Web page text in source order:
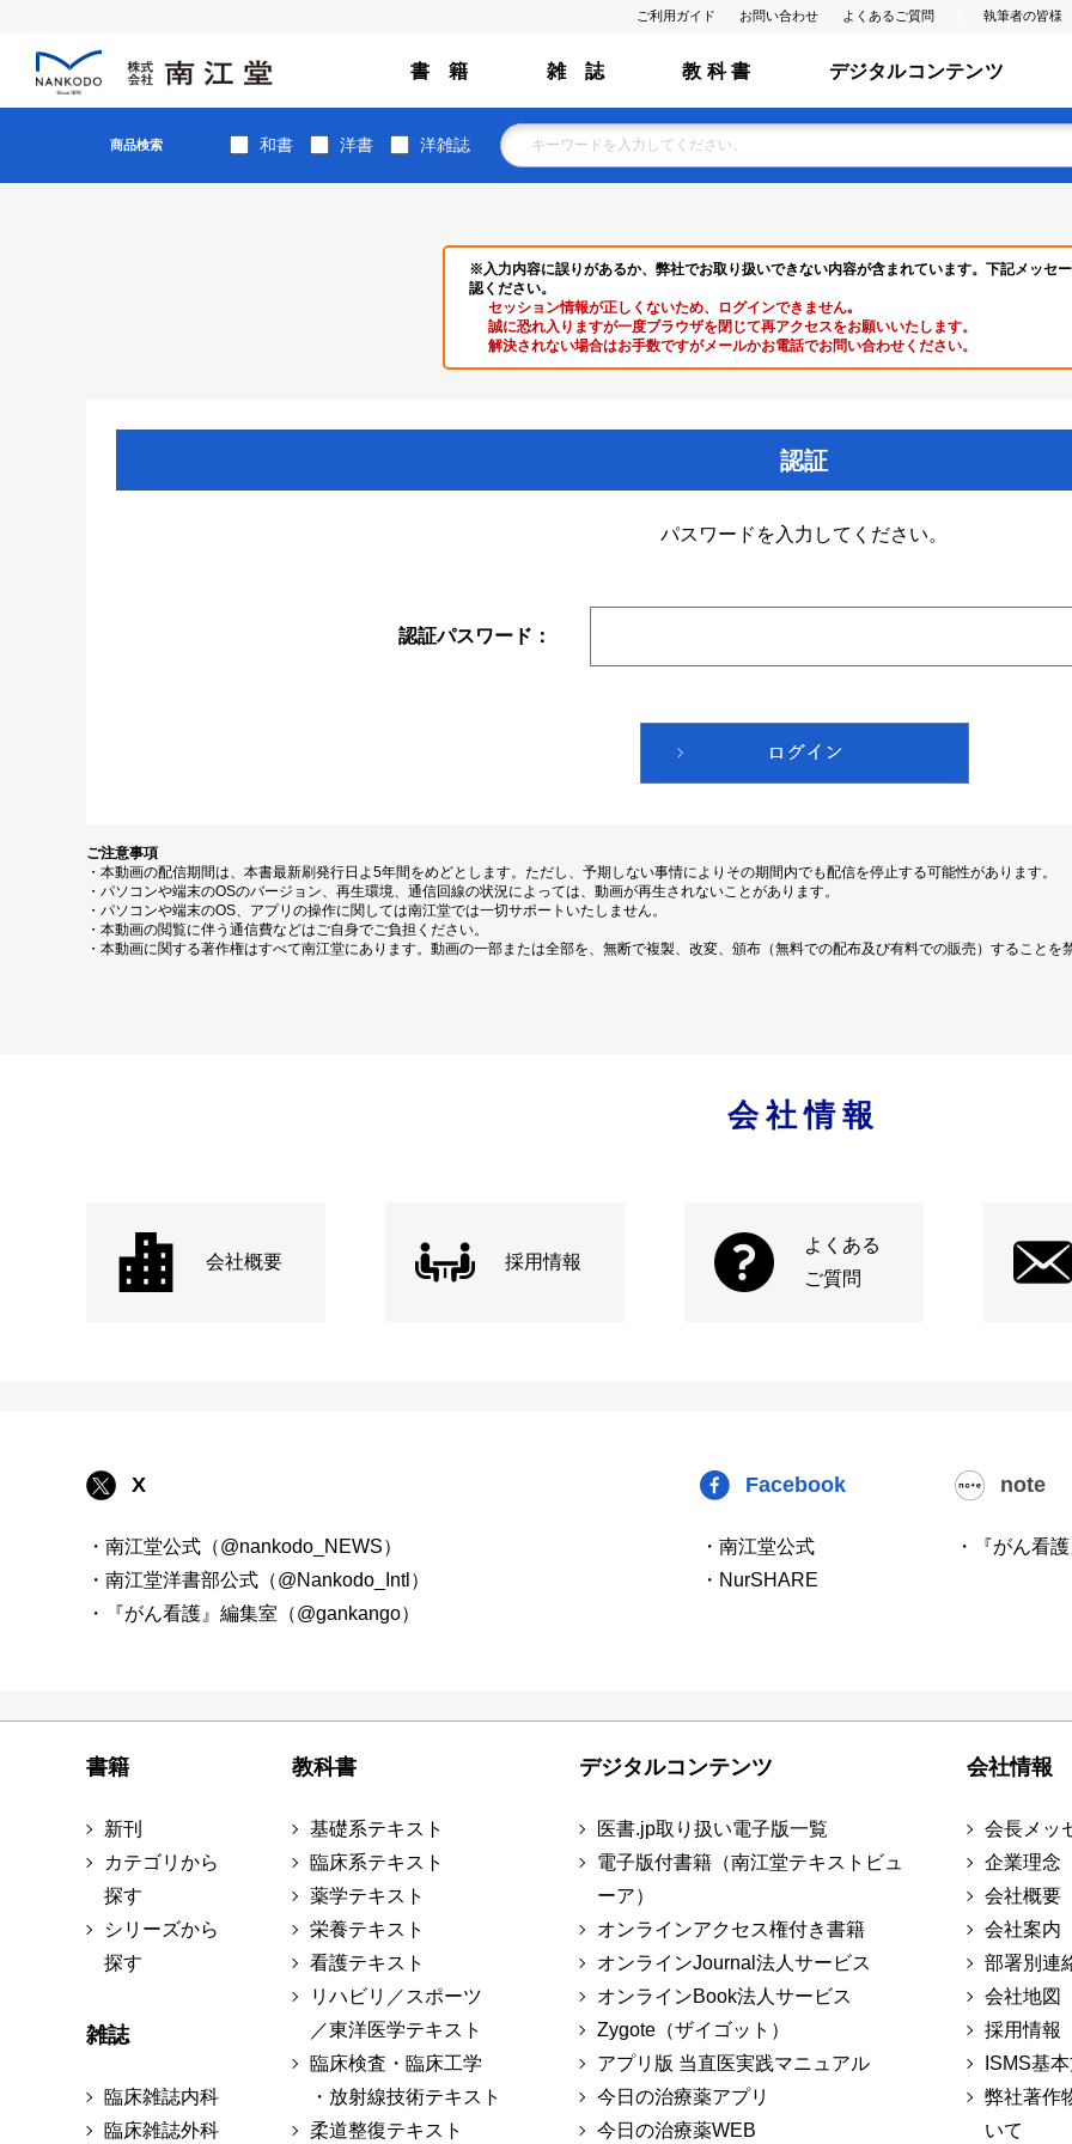
ご利用ガイド お問い合わせ よくあるご質問 執筆者の皆様
書 籍 雑 誌 教 科 書 デジタルコンテンツ
商品検索 和書 洋書 洋雑誌
※入力内容に誤りがあるか、弊社でお取り扱いできない内容が含まれています。下記メッセ
認ください。
セッション情報が正しくないため、ログインできません｡
誠に恐れ入りますが一度ブラウザを閉じて再アクセスをお願いいたします。
解決されない場合はお手数ですがメールかお電話でお問い合わせください。
認証
パスワードを入力してください。
認証パスワード：
ご注意事項
・本動画の配信期間は、本書最新刷発行日よ5年間をめどとします。ただし、予期しない事情によりその期間内でも配信を停止する可能性があります。
・パソコンや端末のOSのバージョン、再生環境、通信回線の状況によっては、動画が再生されないことがあります。
・パソコンや端末のOS、アプリの操作に関しては南江堂では一切サポートいたしません。
・本動画の閲覧に伴う通信費などはご自身でご負担ください。
・本動画に関する著作権はすべて南江堂にあります。動画の一部または全部を、無断で複製、改変、頒布（無料での配布及び有料での販売）することを
会社情報
会社概要 採用情報
よくある
ご質問
X
・南江堂公式（@nankodo_NEWS）
・南江堂洋書部公式（@Nankodo_Intl）
・『がん看護』編集室（@gankango）
Facebook
・南江堂公式
・NurSHARE
note
・『がん看
書籍
新刊
カテゴリから
探す
シリーズから
探す
雑誌
臨床雑誌内科
臨床雑誌外科
教科書
基礎系テキスト
臨床系テキスト
薬学テキスト
栄養テキスト
看護テキスト
リハビリ／スポーツ
／東洋医学テキスト
臨床検査・臨床工学
・放射線技術テキスト
柔道整復テキスト
デジタルコンテンツ
医書.jp取り扱い電子版一覧
電子版付書籍（南江堂テキストビュ
ーア）
オンラインアクセス権付き書籍
オンラインJournal法人サービス
オンラインBook法人サービス
Zygote（ザイゴット）
アプリ版 当直医実践マニュアル
今日の治療薬アプリ
今日の治療薬WEB
会社情報
会長メッ
企業理念
会社概要
会社案内
部署別連
会社地図
採用情報
ISMS基
弊社著作
いて